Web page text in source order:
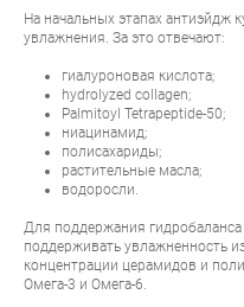
На начальных этапах антиэйдж
увлажнения. За это отвечают:
гиалуроновая кислота;
hydrolyzed collagen;
Palmitoyl Tetrapeptide-50;
ниацинамид;
полисахариды;
растительные масла;
водоросли.
Для поддержания
поддерживать увлажненность
концентрации церамидов и
Омега-3 и Омега-6.